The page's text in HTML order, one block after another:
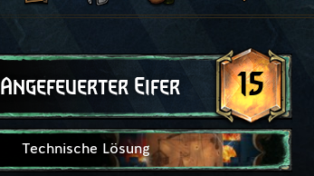
Angefeuerter Eifer 15
Technische Lösung